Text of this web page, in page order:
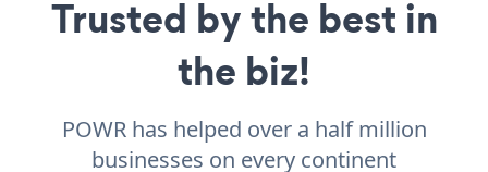
Trusted by the best in
the biz!
POWR has helped over a half million
businesses on every continent